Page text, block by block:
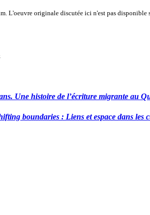
L'oeuvre originale discutée ici n'est pas disponible
Une histoire de l’écriture migrante au
boundaries : Liens et espace dans